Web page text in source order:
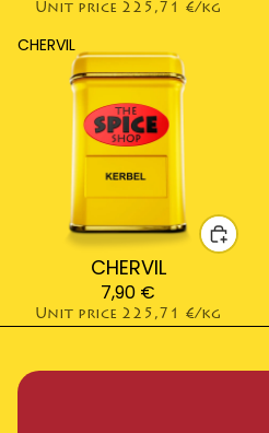
Unit price 225,71 €/kg
CHERVIL
CHERVIL
7,90 €
Unit price 225,71 €/kg